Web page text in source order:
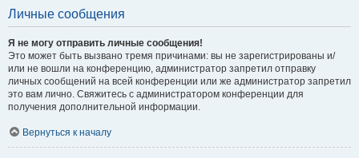
Личные сообщения
Я не могу отправить личные сообщения!
Это может быть вызвано тремя причинами: вы не зарегистрированы и/
или не вошли на конференцию, администратор запретил отправку
личных сообщений на всей конференции или же администратор запретил
это вам лично. Свяжитесь с администратором конференции для
получения дополнительной информации.
Вернуться к началу